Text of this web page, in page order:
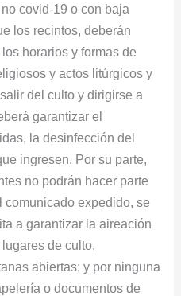
covid-19 o con baja
los recintos, deberán
horarios y formas de
y actos litúrgicos y
del culto y dirigirse a
garantizar el
la desinfección del
ingresen. Por su parte,
no podrán hacer parte
expedido, se
a garantizar la aireación
de culto,
abiertas; y por ninguna
o documentos de